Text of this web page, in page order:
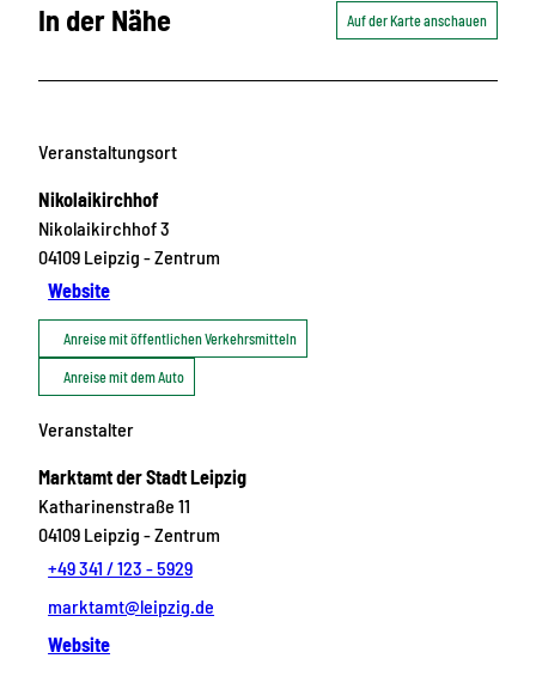
In der Nähe Auf der Karte anschauen
Veranstaltungsort
Nikolaikirchhof
Nikolaikirchhof 3
04109 Leipzig - Zentrum
Website
Anreise mit öffentlichen Verkehrsmitteln
Anreise mit dem Auto
Veranstalter
Marktamt der Stadt Leipzig
Katharinenstraße 11
04109 Leipzig - Zentrum
+49 341 / 123 - 5929
marktamt@leipzig.de
Website